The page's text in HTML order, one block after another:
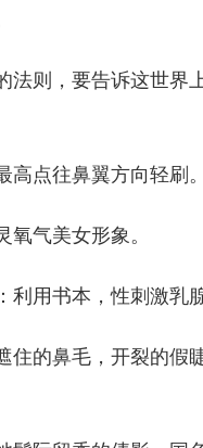
法则，要告诉这世界
点往鼻翼方向轻刷。
气美女形象。
用书本，性刺激乳
住的鼻毛，开裂的假